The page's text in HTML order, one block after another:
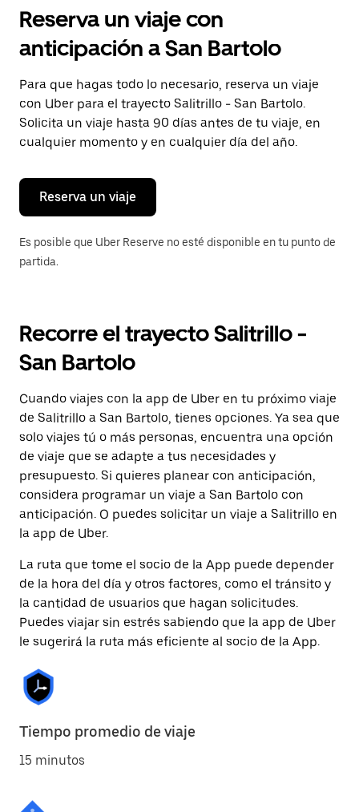
el
y
selecciona
una
fecha.
Presiona
la
tecla Esc
para
el
calendario.
Reserva un viaje con
anticipación a San Bartolo
Para que hagas todo lo necesario, reserva un viaje
con Uber para el trayecto Salitrillo - San Bartolo.
Solicita un viaje hasta 90 días antes de tu viaje, en
cualquier momento y en cualquier día del año.
Reserva un viaje
Es posible que Uber Reserve no esté disponible en tu punto de
partida.
Recorre el trayecto Salitrillo -
San Bartolo
Cuando viajes con la app de Uber en tu próximo viaje
de Salitrillo a San Bartolo, tienes opciones. Ya sea que
solo viajes tú o más personas, encuentra una opción
de viaje que se adapte a tus necesidades y
presupuesto. Si quieres planear con anticipación,
considera programar un viaje a San Bartolo con
anticipación. O puedes solicitar un viaje a Salitrillo en
la app de Uber.
La ruta que tome el socio de la App puede depender
de la hora del día y otros factores, como el tránsito y
la cantidad de usuarios que hagan solicitudes.
Puedes viajar sin estrés sabiendo que la app de Uber
le sugerirá la ruta más eficiente al socio de la App.
Tiempo promedio de viaje
15 minutos